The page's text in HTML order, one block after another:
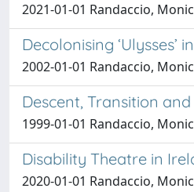
2021-01-01 Randaccio,
Decolonising ‘Ulysses’
2002-01-01 Randaccio,
Descent, Transition
1999-01-01 Randaccio,
Disability Theatre in
2020-01-01 Randaccio,